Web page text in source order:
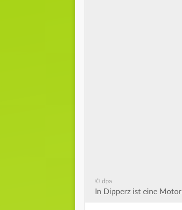
© dpa
In Dipperz ist eine